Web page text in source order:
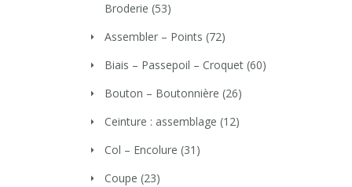
Broderie (53)
Assembler – Points (72)
Biais – Passepoil – Croquet (60)
Bouton – Boutonnière (26)
Ceinture : assemblage (12)
Col – Encolure (31)
Coupe (23)